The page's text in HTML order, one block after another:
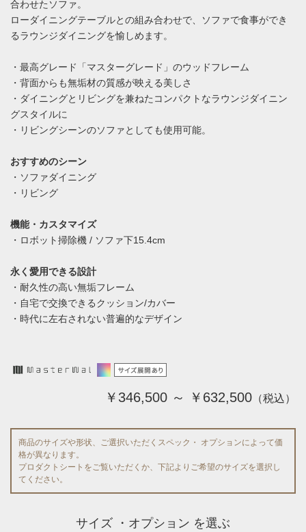
合わせたソファ。
ローダイニングテーブルとの組み合わせで、ソファで食事ができ
るラウンジダイニングを愉しめます。
・最高グレード「マスターグレード」のウッドフレーム
・背面からも無垢材の質感が映える美しさ
・ダイニングとリビングを兼ねたコンパクトなラウンジダイニン
グスタイルに
・リビングシーンのソファとしても使用可能。
おすすめのシーン
・ソファダイニング
・リビング
機能・カスタマイズ
・ロボット掃除機 / ソファ下15.4cm
永く愛用できる設計
・耐久性の高い無垢フレーム
・自宅で交換できるクッション/カバー
・時代に左右されない普遍的なデザイン
￥346,500 ～ ￥632,500 （税込）
商品のサイズや形状、ご選択いただくスペック・ オプションによって価
格が異なります。
プロダクトシートをご覧いただくか、下記よりご希望のサイズを選択し
てください。
サイズ ・オプション を選ぶ